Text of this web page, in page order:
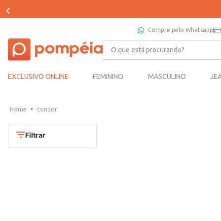
Compre pelo Whatsapp
O que está procurando?
EXCLUSIVO ONLINE FEMININO MASCULINO
condor
Filtrar